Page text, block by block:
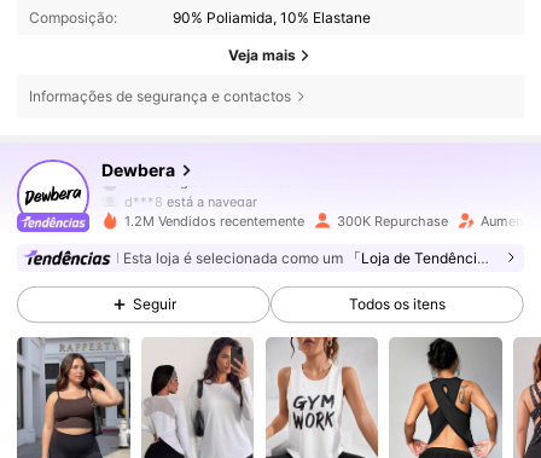
Composição:
90% Poliamida, 10% Elastane
Veja mais
Informações de segurança e contactos
Dewbera
d***8 está a navegar
4,79
211K Seguidores
4,79 211K Seguidores
4,79 211K Seguidores
1.2M Vendidos recentemente 300K Repurchase Aumento
Esta loja é selecionada como um 「Loja de Tendências」
Seguir Todos os itens